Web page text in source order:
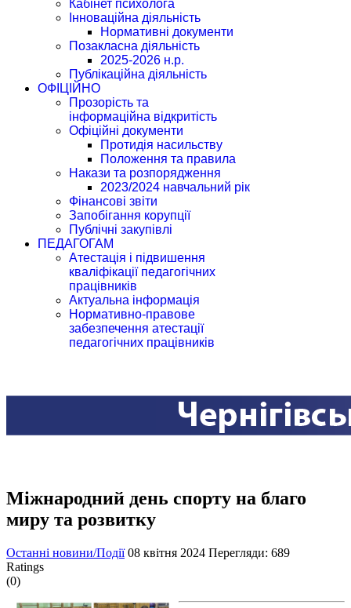
Кабінет психолога
Інноваційна діяльність
Нормативні документи
Позакласна діяльність
2025-2026 н.р.
Публікаційна діяльність
ОФІЦІЙНО
Прозорість та
інформаційна відкритість
Офіційні документи
Протидія насильству
Положення та правила
Накази та розпорядження
2023/2024 навчальний рік
Фінансові звіти
Запобігання корупції
Публічні закупівлі
ПЕДАГОГАМ
Атестація і підвишення
кваліфікації педагогічних
працівників
Актуальна інформація
Нормативно-правове
забезпечення атестації
педагогічних працівників
Міжнародний день спорту на благо
миру та розвитку
Останні новини/Події 08 квітня 2024 Перегляди: 689
Ratings
(0)